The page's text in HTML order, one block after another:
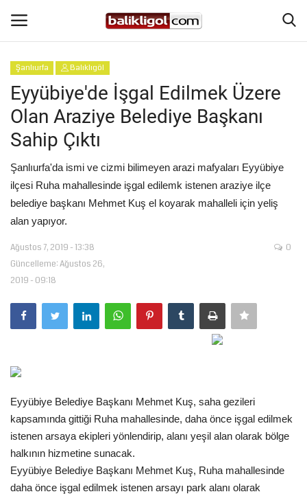
Giriş Yap
Anasayfa
Magazin
Şanlıurfa
Eğitim
Gündem
Tekno Bilim
Ekonomi
Siyaset
Galeriler
Şanlıurfa Balıklıgöl
Eyyübiye'de İşgal Edilmek Üzere
Olan Araziye Belediye Başkanı
Sahip Çıktı
Şanlıurfa'da ismi ve cizmi bilimeyen arazi mafyaları Eyyübiye
ilçesi Ruha mahallesinde işgal edilemk istenen araziye ilçe
belediye başkanı Mehmet Kuş el koyarak mahalleli için yeliş
alan yapıyor.
Ağustos 7, 2019 - 13:38
Güncelleme: Ağustos 26,
2019 - 09:18
0
Eyyübiye Belediye Başkanı Mehmet Kuş, saha gezileri
kapsamında gittiği Ruha mahallesinde, daha önce işgal edilmek
istenen arsaya ekipleri yönlendirip, alanı yeşil alan olarak bölge
halkının hizmetine sunacak.
Eyyübiye Belediye Başkanı Mehmet Kuş, Ruha mahallesinde
daha önce işgal edilmek istenen arsayı park alanı olarak